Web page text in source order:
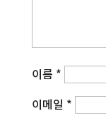
이름 *
이메일 *